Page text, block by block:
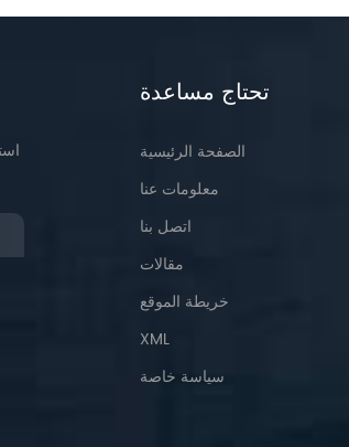
تحتاج مساعدة
الصفحة الرئيسية
معلومات عنا
اتصل بنا
مقالات
خريطة الموقع
XML
سياسة خاصة